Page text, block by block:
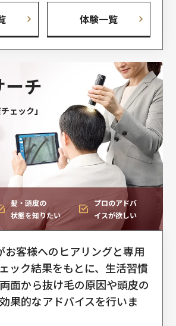
体験一覧
ーチ
ェック」
髪・頭皮の
状態を知りたい
プロのアドバ
イスが欲しい
お客様へのヒアリングと専用
ック結果をもとに、生活習慣
面から抜け毛の原因や頭皮の
果的なアドバイスを行いま